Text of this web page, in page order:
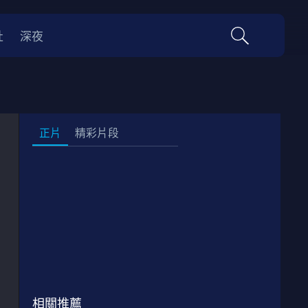
深夜
正片 精彩片段
相關推薦